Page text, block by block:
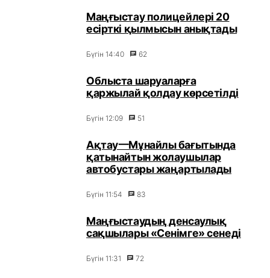
Маңғыстау полицейлері 20
есірткі қылмысын анықтады
Бүгін 14:40 62
Облыста шаруаларға
қаржылай қолдау көрсетілді
Бүгін 12:09 51
Ақтау一Мұнайлы бағытында
қатынайтын жолаушылар
автобустары жаңартылады
Бүгін 11:54 83
Маңғыстаудың денсаулық
сақшылары «Сенімге» сенеді
Бүгін 11:31 72